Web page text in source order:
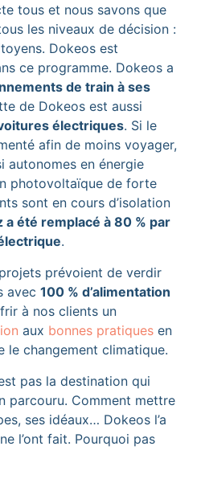
tous et nous savons que
les niveaux de décision :
Dokeos est
ce programme. Dokeos a
de train à ses
de Dokeos est aussi
électriques. Si le
afin de moins voyager,
autonomes en énergie
photovoltaïque de forte
sont en cours d’isolation
a été remplacé à 80 % par
.
prévoient de verdir
avec 100 % d’alimentation
à nos clients un
aux bonnes pratiques en
le changement climatique.
pas la destination qui
parcouru. Comment mettre
ses idéaux… Dokeos l’a
l’ont fait. Pourquoi pas